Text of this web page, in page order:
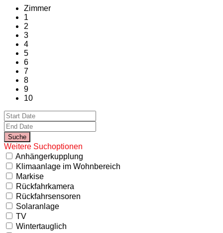
Zimmer
1
2
3
4
5
6
7
8
9
10
Weitere Suchoptionen
Anhängerkupplung
Klimaanlage im Wohnbereich
Markise
Rückfahrkamera
Rückfahrsensoren
Solaranlage
TV
Wintertauglich